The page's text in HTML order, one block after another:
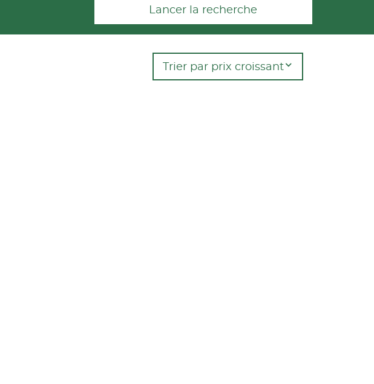
Lancer la recherche
Trier par prix croissant